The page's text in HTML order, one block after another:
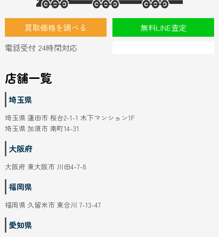
買取価格を調べる
無料LINE査定
電話受付 24時間対応
店舗一覧
埼玉県
埼玉県 蓮田市 桜台2-1-1 木下マンション1F
埼玉県 加須市 南町14-31
大阪府
大阪府 東大阪市 川田4-7-8
福岡県
福岡県 久留米市 東合川 7-13-47
愛知県